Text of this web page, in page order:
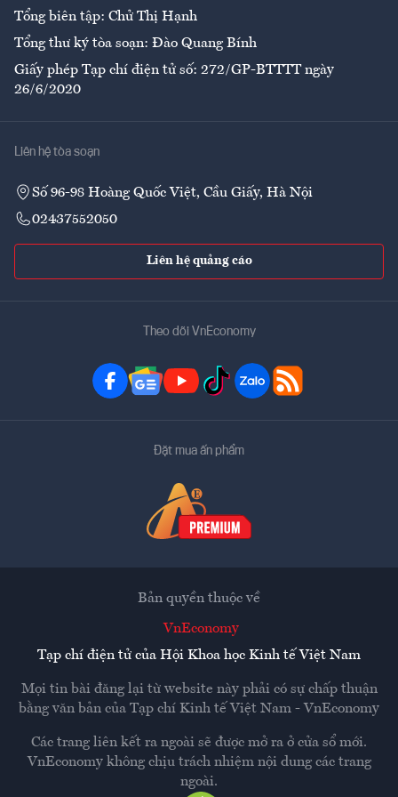
Tổng biên tập: Chử Thị Hạnh
Tổng thư ký tòa soạn: Đào Quang Bính
Giấy phép Tạp chí điện tử số: 272/GP-BTTTT ngày
26/6/2020
Liên hệ tòa soạn
Số 96-98 Hoàng Quốc Việt, Cầu Giấy, Hà Nội
02437552050
Liên hệ quảng cáo
Theo dõi VnEconomy
Đặt mua ấn phẩm
Bản quyền thuộc về
VnEconomy
Tạp chí điện tử của Hội Khoa học Kinh tế Việt Nam
Mọi tin bài đăng lại từ website này phải có sự chấp thuận
bằng văn bản của Tạp chí Kinh tế Việt Nam - VnEconomy
Các trang liên kết ra ngoài sẽ được mở ra ở cửa sổ mới.
VnEconomy không chịu trách nhiệm nội dung các trang
ngoài.